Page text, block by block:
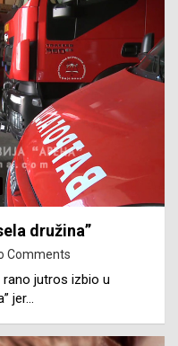
družina”
Comments
jutros izbio u
jer…